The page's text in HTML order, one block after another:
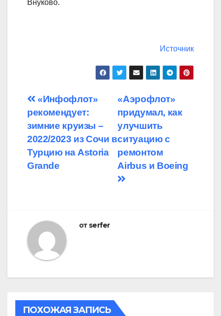
Внуково.
Источник
Навигация
по
записям
«Аэрофлот»
придумал, как
улучшить
ситуацию с
ремонтом
Airbus и Boeing
«Инфофлот»
рекомендует:
зимние круизы –
2022/2023 из Сочи в
Турцию на Astoria
Grande
от serfer
ПОХОЖАЯ ЗАПИСЬ